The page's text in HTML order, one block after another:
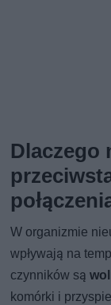
Dlaczego
W organizmie
wpływają na
czynników są
komórki i